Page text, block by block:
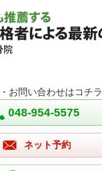
お問い合わせはコチラ
048-954-5575
ネット予約